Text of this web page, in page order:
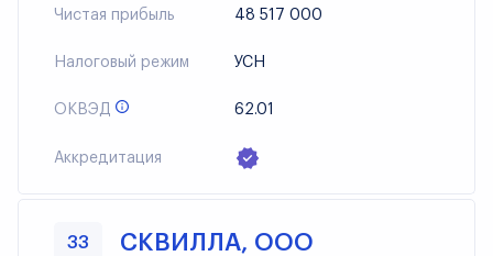
Чистая прибыль 48 517 000
Налоговый режим УСН
ОКВЭД 62.01
Аккредитация
33 СКВИЛЛА, ООО